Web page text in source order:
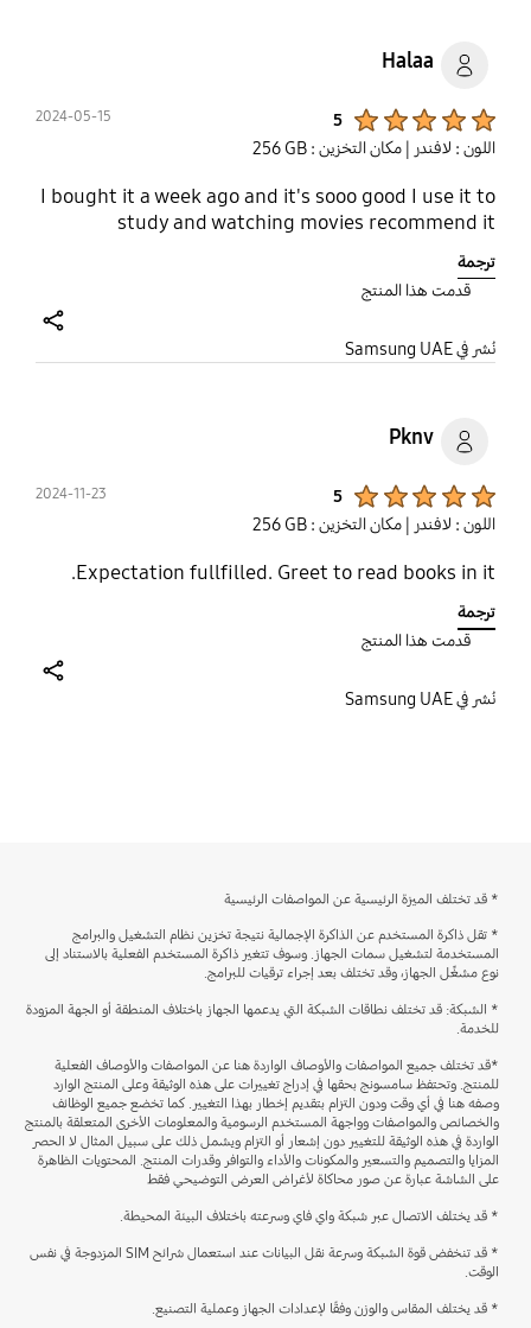
Halaa
5
2024-05-15
اللون : لافندر | مكان التخزين : ‎256 GB‎
I bought it a week ago and it's sooo good I use it to
study and watching movies recommend it
ترجمة
قدمت هذا المنتج
نُشر في Samsung UAE
Pknv
5
2024-11-23
اللون : لافندر | مكان التخزين : ‎256 GB‎
Expectation fullfilled. Greet to read books in it.
ترجمة
قدمت هذا المنتج
نُشر في Samsung UAE
* قد تختلف الميزة الرئيسية عن المواصفات الرئيسية
* تقل ذاكرة المستخدم عن الذاكرة الإجمالية نتيجة تخزين نظام التشغيل والبرامج
المستخدمة لتشغيل سمات الجهاز. وسوف تتغير ذاكرة المستخدم الفعلية بالاستناد إلى
نوع مشغِّل الجهاز، وقد تختلف بعد إجراء ترقيات للبرامج.
* الشبكة: قد تختلف نطاقات الشبكة التي يدعمها الجهاز باختلاف المنطقة أو الجهة المزودة
للخدمة.
*قد تختلف جميع المواصفات والأوصاف الواردة هنا عن المواصفات والأوصاف الفعلية
للمنتج. وتحتفظ سامسونج بحقها في إدراج تغييرات على هذه الوثيقة وعلى المنتج الوارد
وصفه هنا في أي وقت ودون التزام بتقديم إخطار بهذا التغيير. كما تخضع جميع الوظائف
والخصائص والمواصفات وواجهة المستخدم الرسومية والمعلومات الأخرى المتعلقة بالمنتج
الواردة في هذه الوثيقة للتغيير دون إشعار أو التزام ويشمل ذلك على سبيل المثال لا الحصر
المزايا والتصميم والتسعير والمكونات والأداء والتوافر وقدرات المنتج. المحتويات الظاهرة
على الشاشة عبارة عن صور محاكاة لأغراض العرض التوضيحي فقط
* قد يختلف الاتصال عبر شبكة واي فاي وسرعته باختلاف البيئة المحيطة.
* قد تنخفض قوة الشبكة وسرعة نقل البيانات عند استعمال شرائح SIM المزدوجة في نفس
الوقت.
* قد يختلف المقاس والوزن وفقًا لإعدادات الجهاز وعملية التصنيع.